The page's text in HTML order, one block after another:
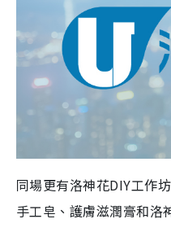
同場更有洛神花DIY工作
手工皂、護膚滋潤膏和洛